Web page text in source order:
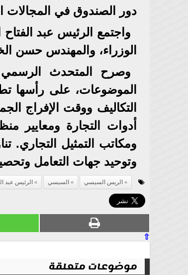
دور الصندوق في المجالات
واجتمع الرئيس عبد
الوزراء، والمهندس حسن
وصرح المتحدث الرسمي
الموضوعات، على رأسها
التكاليف ووقت الإفراج
أدوات التجارة ومعايير
ومكاتب التمثيل التجاري.
وتوحيد جهات التعامل
الريس السيسي السيسي الرئيس عبد
⇧
موضوعات متعلقة